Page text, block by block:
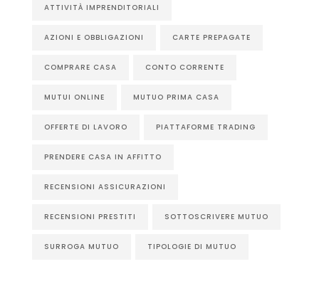
ATTIVITÀ IMPRENDITORIALI
AZIONI E OBBLIGAZIONI CARTE PREPAGATE
COMPRARE CASA CONTO CORRENTE
MUTUI ONLINE MUTUO PRIMA CASA
OFFERTE DI LAVORO PIATTAFORME TRADING
PRENDERE CASA IN AFFITTO
RECENSIONI ASSICURAZIONI
RECENSIONI PRESTITI SOTTOSCRIVERE MUTUO
SURROGA MUTUO TIPOLOGIE DI MUTUO